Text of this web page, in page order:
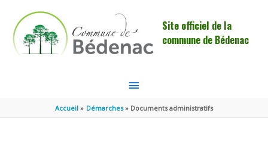
Site officiel de la
commune de Bédenac
MENU
PRINCIPAL
Accueil Démarches Documents administratifs